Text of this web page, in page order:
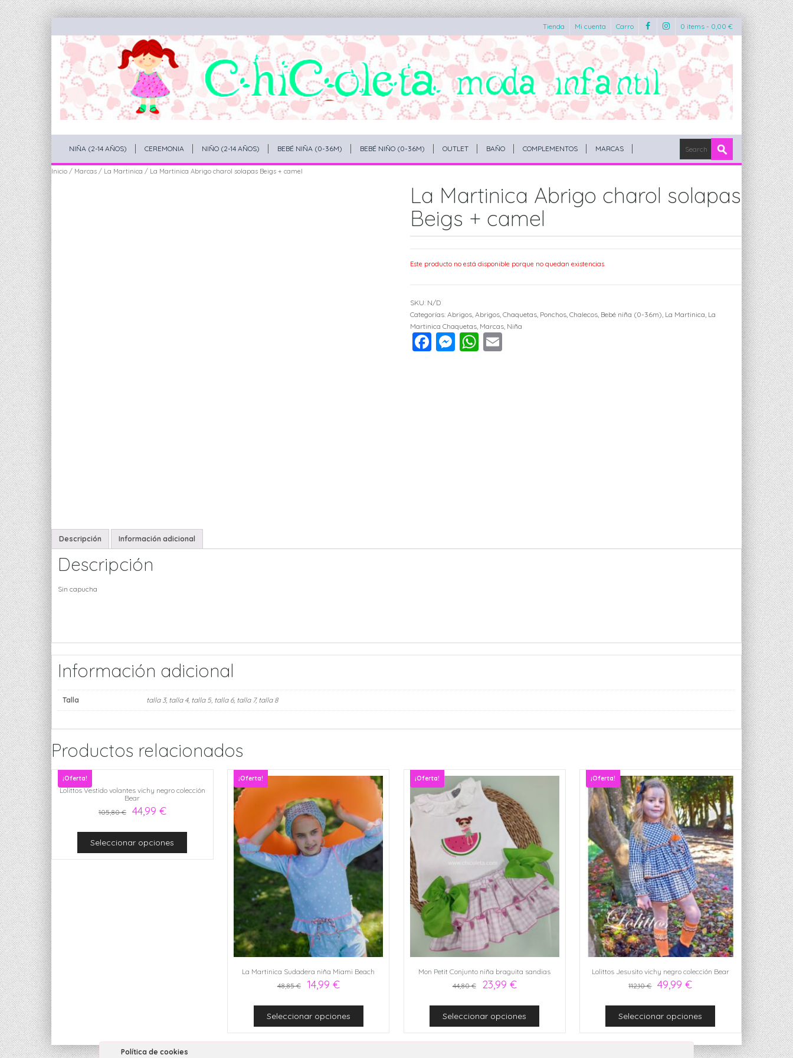
Tienda Mi cuenta Carro 0 items - 0,00 €
NIÑA (2-14 AÑOS) CEREMONIA NIÑO (2-14 AÑOS) BEBÉ NIÑA (0-36M) BEBÉ NIÑO (0-36M) OUTLET BAÑO COMPLEMENTOS MARCAS
Inicio / Marcas / La Martinica / La Martinica Abrigo charol solapas Beigs + camel
La Martinica Abrigo charol solapas
Beigs + camel
Este producto no está disponible porque no quedan existencias.
SKU: N/D
Categorías:Abrigos ,Abrigos, Chaquetas, Ponchos, Chalecos Bebé niña (0-36m) La Martinica La
Martinica Chaquetas Marcas Niña
Facebook
Messenger
WhatsApp
Descripción Información adicional
Descripción
Sin capucha
Información adicional
Talla talla 3, talla 4, talla 5, talla 6, talla 7, talla 8
Productos relacionados
¡Oferta!
Lolittos Vestido volantes vichy negro colección
Bear
105,80€ 44,99 €
Seleccionar opciones
¡Oferta!
La Martinica Sudadera niña Miami Beach
48,85€ 14,99 €
Seleccionar opciones
¡Oferta!
Mon Petit Conjunto niña braguita sandias
44,80€ 23,99 €
Seleccionar opciones
¡Oferta!
Lolittos Jesusito vichy negro colección Bear
112,10€ 49,99€
Seleccionar opciones
Política de cookies